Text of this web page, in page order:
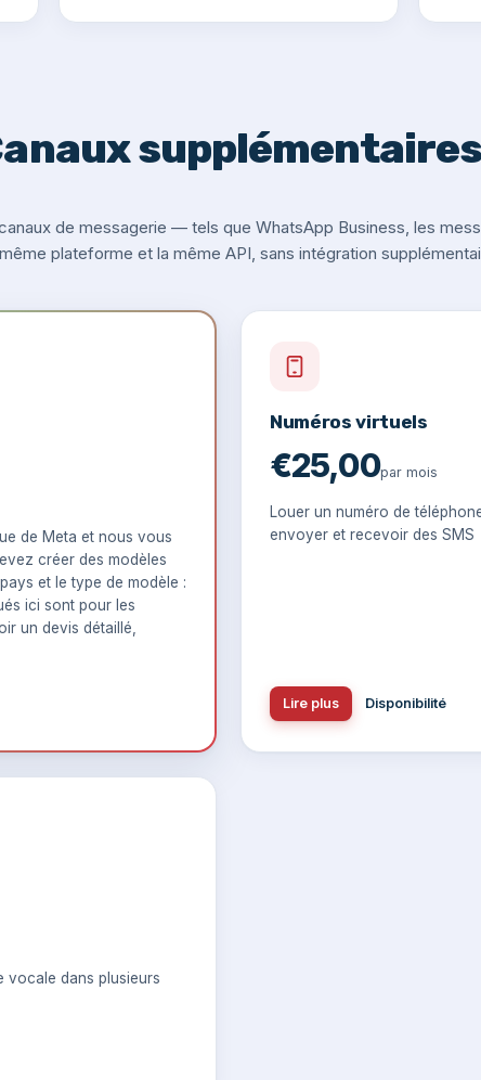
de messagerie — tels que WhatsApp Business, les
plateforme et la même API, sans intégration
de Meta et nous vous
créer des modèles
et le type de modèle :
ici sont pour les
un devis détaillé,
Numéros virtuels
€25,00par mois
Louer un numéro de
envoyer et recevoir des SMS
Lire plus Disponibilité
vocale dans plusieurs